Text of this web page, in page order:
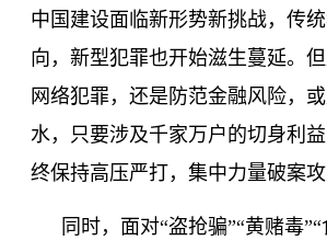
中国建设面临新形势新挑战，传
向，新型犯罪也开始滋生蔓延。
网络犯罪，还是防范金融风险，
水，只要涉及千家万户的切身利
终保持高压严打，集中力量破案攻
同时，面对“盗抢骗”“黄赌毒